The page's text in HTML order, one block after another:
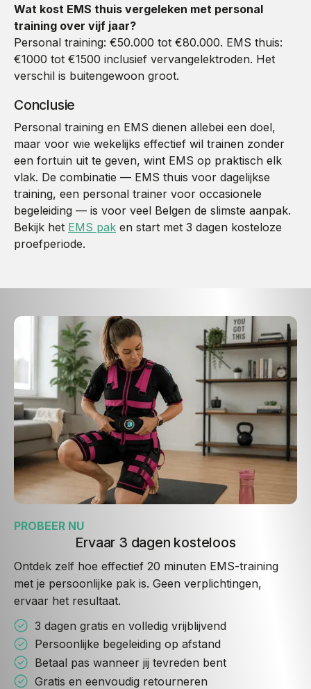
Wat kost EMS thuis vergeleken met personal
training over vijf jaar?
Personal training: €50.000 tot €80.000. EMS thuis:
€1000 tot €1500 inclusief vervangelektroden. Het
verschil is buitengewoon groot.
Conclusie
Personal training en EMS dienen allebei een doel,
maar voor wie wekelijks effectief wil trainen zonder
een fortuin uit te geven, wint EMS op praktisch elk
vlak. De combinatie — EMS thuis voor dagelijkse
training, een personal trainer voor occasionele
begeleiding — is voor veel Belgen de slimste aanpak.
Bekijk het EMS pak en start met 3 dagen kosteloze
proefperiode.
PROBEER NU
Ervaar 3 dagen kosteloos
Ontdek zelf hoe effectief 20 minuten EMS-training
met je persoonlijke pak is. Geen verplichtingen,
ervaar het resultaat.
3 dagen gratis en volledig vrijblijvend
Persoonlijke begeleiding op afstand
Betaal pas wanneer jij tevreden bent
Gratis en eenvoudig retourneren